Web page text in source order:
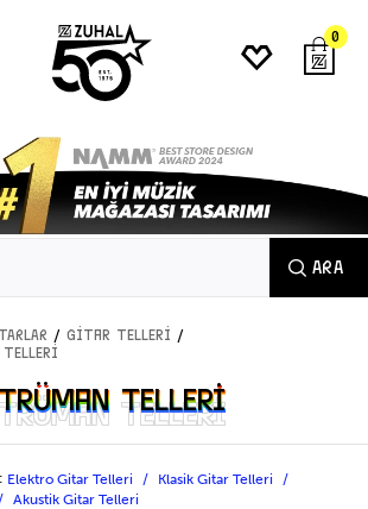
0
ARA
/ Gitar Telleri /
Telleri
Telleri
Telleri
Elektro Gitar Telleri
Klasik Gitar Telleri
Akustik Gitar Telleri